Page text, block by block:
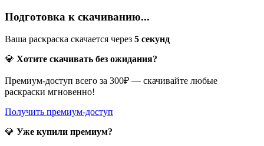
Подготовка к скачиванию...
Ваша раскраска скачается через 5 секунд
💎 Хотите скачивать без ожидания?
Премиум-доступ всего за 300₽ — скачивайте любые
раскраски мгновенно!
Получить премиум-доступ
💎 Уже купили премиум?